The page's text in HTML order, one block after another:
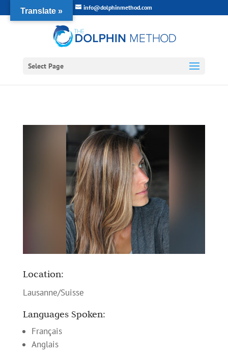
info@dolphinmethod.com
Select Page
Location:
Lausanne/Suisse
Languages Spoken:
Français
Anglais
Translate »